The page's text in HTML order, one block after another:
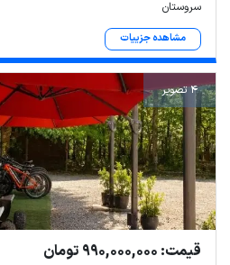
سروستان
مشاهده جزییات
4 تصویر
قیمت: 990,000,000 تومان